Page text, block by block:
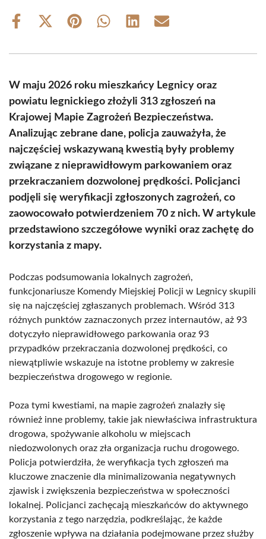
Share
Share
(Twitter)
Share Share Share Share
W maju 2026 roku mieszkańcy Legnicy oraz
powiatu legnickiego złożyli 313 zgłoszeń na
Krajowej Mapie Zagrożeń Bezpieczeństwa.
Analizując zebrane dane, policja zauważyła, że
najczęściej wskazywaną kwestią były problemy
związane z nieprawidłowym parkowaniem oraz
przekraczaniem dozwolonej prędkości. Policjanci
podjęli się weryfikacji zgłoszonych zagrożeń, co
zaowocowało potwierdzeniem 70 z nich. W artykule
przedstawiono szczegółowe wyniki oraz zachętę do
korzystania z mapy.
Podczas podsumowania lokalnych zagrożeń,
funkcjonariusze Komendy Miejskiej Policji w Legnicy skupili
się na najczęściej zgłaszanych problemach. Wśród 313
różnych punktów zaznaczonych przez internautów, aż 93
dotyczyło nieprawidłowego parkowania oraz 93
przypadków przekraczania dozwolonej prędkości, co
niewątpliwie wskazuje na istotne problemy w zakresie
bezpieczeństwa drogowego w regionie.
Poza tymi kwestiami, na mapie zagrożeń znalazły się
również inne problemy, takie jak niewłaściwa infrastruktura
drogowa, spożywanie alkoholu w miejscach
niedozwolonych oraz zła organizacja ruchu drogowego.
Policja potwierdziła, że weryfikacja tych zgłoszeń ma
kluczowe znaczenie dla minimalizowania negatywnych
zjawisk i zwiększenia bezpieczeństwa w społeczności
lokalnej. Policjanci zachęcają mieszkańców do aktywnego
korzystania z tego narzędzia, podkreślając, że każde
zgłoszenie wpływa na działania podejmowane przez służby